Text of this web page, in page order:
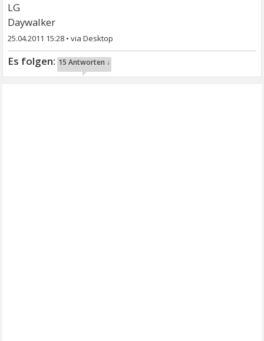
LG
Daywalker
25.04.2011 15:28 •
15 Antworten ↓